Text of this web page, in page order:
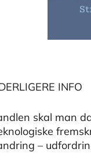
INFO
skal man
–